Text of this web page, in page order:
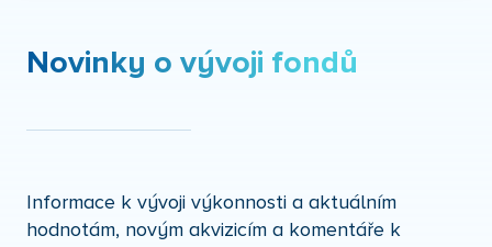
Novinky o vývoji fondů
Informace k vývoji výkonnosti a aktuálním
hodnotám, novým akvizicím a komentáře k